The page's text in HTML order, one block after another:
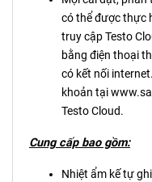
có thể được thực
truy cập Testo
bằng điện thoại
có kết nối
khoản tại
Testo Cloud.
Cung cấp bao gồm:
Nhiệt ẩm kế tự